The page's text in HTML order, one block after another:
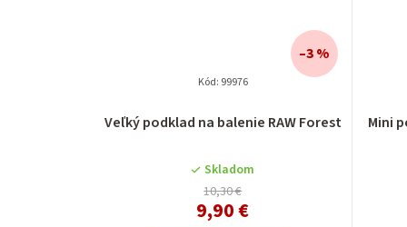
Veľký podklad na balenie RAW Forest
Skladom
10,30 €
9,90 €
–3 %
Kód: 99976
Mini